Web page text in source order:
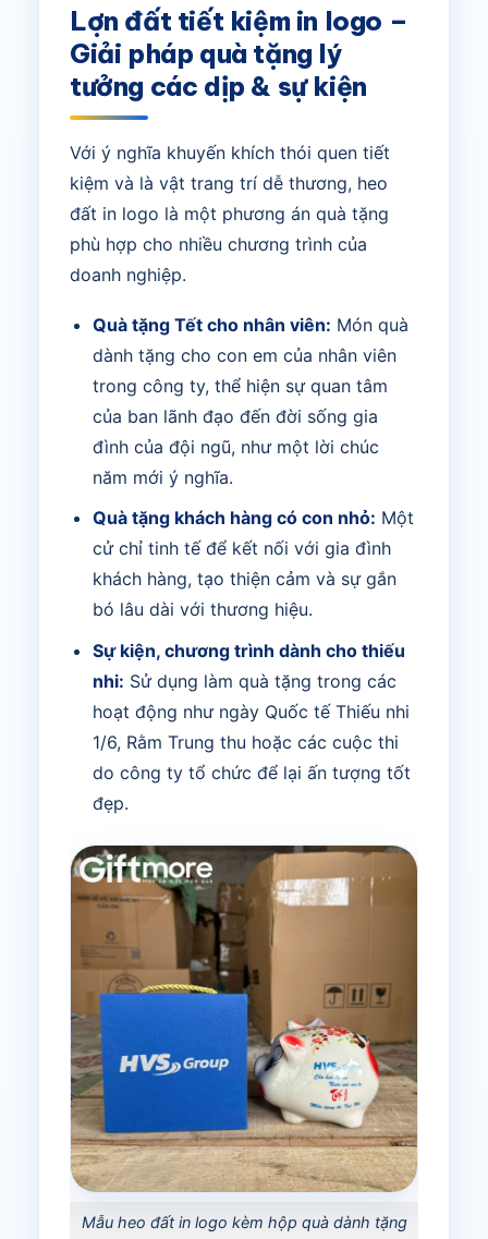
Lợn đất tiết kiệm in logo –
Giải pháp quà tặng lý
tưởng các dịp & sự kiện
Với ý nghĩa khuyến khích thói quen tiết
kiệm và là vật trang trí dễ thương, heo
đất in logo là một phương án quà tặng
phù hợp cho nhiều chương trình của
doanh nghiệp.
Quà tặng Tết cho nhân viên: Món quà
dành tặng cho con em của nhân viên
trong công ty, thể hiện sự quan tâm
của ban lãnh đạo đến đời sống gia
đình của đội ngũ, như một lời chúc
năm mới ý nghĩa.
Quà tặng khách hàng có con nhỏ: Một
cử chỉ tinh tế để kết nối với gia đình
khách hàng, tạo thiện cảm và sự gắn
bó lâu dài với thương hiệu.
Sự kiện, chương trình dành cho thiếu
nhi: Sử dụng làm quà tặng trong các
hoạt động như ngày Quốc tế Thiếu nhi
1/6, Rằm Trung thu hoặc các cuộc thi
do công ty tổ chức để lại ấn tượng tốt
đẹp.
Mẫu heo đất in logo kèm hộp quà dành tặng